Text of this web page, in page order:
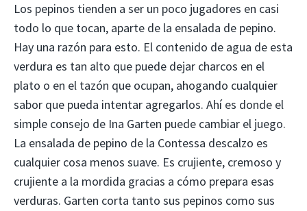
Los pepinos tienden a ser un poco jugadores en casi
todo lo que tocan, aparte de la ensalada de pepino.
Hay una razón para esto. El contenido de agua de esta
verdura es tan alto que puede dejar charcos en el
plato o en el tazón que ocupan, ahogando cualquier
sabor que pueda intentar agregarlos. Ahí es donde el
simple consejo de Ina Garten puede cambiar el juego.
La ensalada de pepino de la Contessa descalzo es
cualquier cosa menos suave. Es crujiente, cremoso y
crujiente a la mordida gracias a cómo prepara esas
verduras. Garten corta tanto sus pepinos como sus